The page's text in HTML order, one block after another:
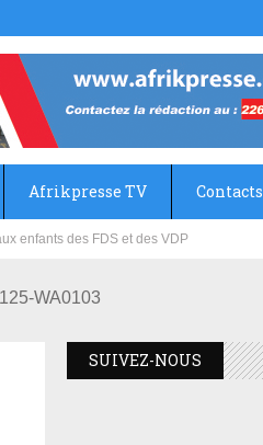
Afrikpresse TV Contacts
WA0103
SUIVEZ-NOUS